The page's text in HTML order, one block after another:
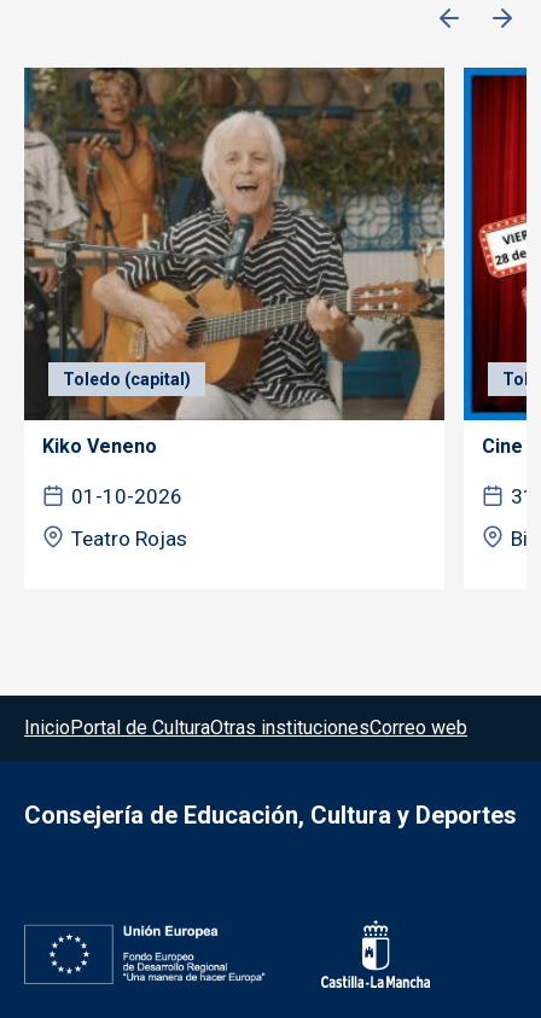
Toledo (capital)
Kiko Veneno
01-10-2026
Teatro Rojas
Cine
Menú del pie
InicioPortal de CulturaOtras institucionesCorreo web
Consejería de Educación, Cultura y Deportes